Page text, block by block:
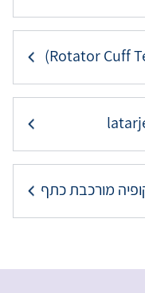
מורכבת כתף